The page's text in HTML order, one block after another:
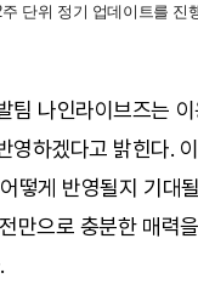
단위 정기 업데이트를 진
팀 나인라이브즈는
영하겠다고 밝힌다.
떻게 반영될지 기대
만으로 충분한 매력